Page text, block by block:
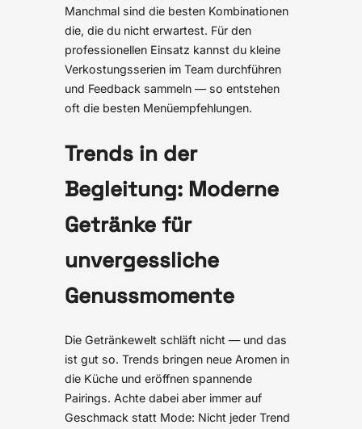
Manchmal sind die besten Kombinationen
die, die du nicht erwartest. Für den
professionellen Einsatz kannst du kleine
Verkostungsserien im Team durchführen
und Feedback sammeln — so entstehen
oft die besten Menüempfehlungen.
Trends in der
Begleitung: Moderne
Getränke für
unvergessliche
Genussmomente
Die Getränkewelt schläft nicht — und das
ist gut so. Trends bringen neue Aromen in
die Küche und eröffnen spannende
Pairings. Achte dabei aber immer auf
Geschmack statt Mode: Nicht jeder Trend